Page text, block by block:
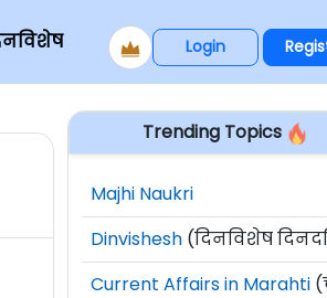
Login
Trending Topics
Majhi Naukri
Dinvishesh (दिनविशेष
Current Affairs in Marahti